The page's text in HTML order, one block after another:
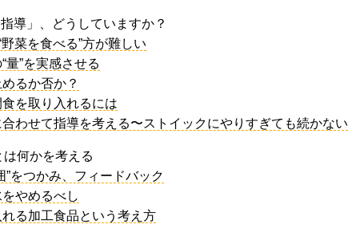
導」、どうしていますか？
野菜を食べる”方が難しい
量”を実感させる
るか否か？
を取り入れるには
わせて指導を考える〜ストイックにやりすぎても続かない
は何かを考える
”をつかみ、フィードバック
やめるべし
る加工食品という考え方